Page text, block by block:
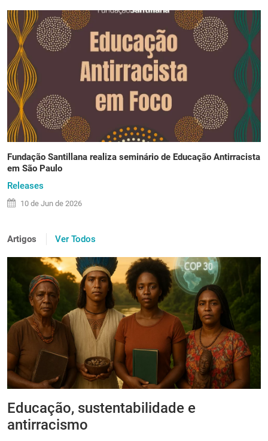
Fundação Santillana realiza seminário de Educação Antirracista
em São Paulo
Releases
10 de Jun de 2026
Artigos Ver Todos
Educação, sustentabilidade e
antirracismo